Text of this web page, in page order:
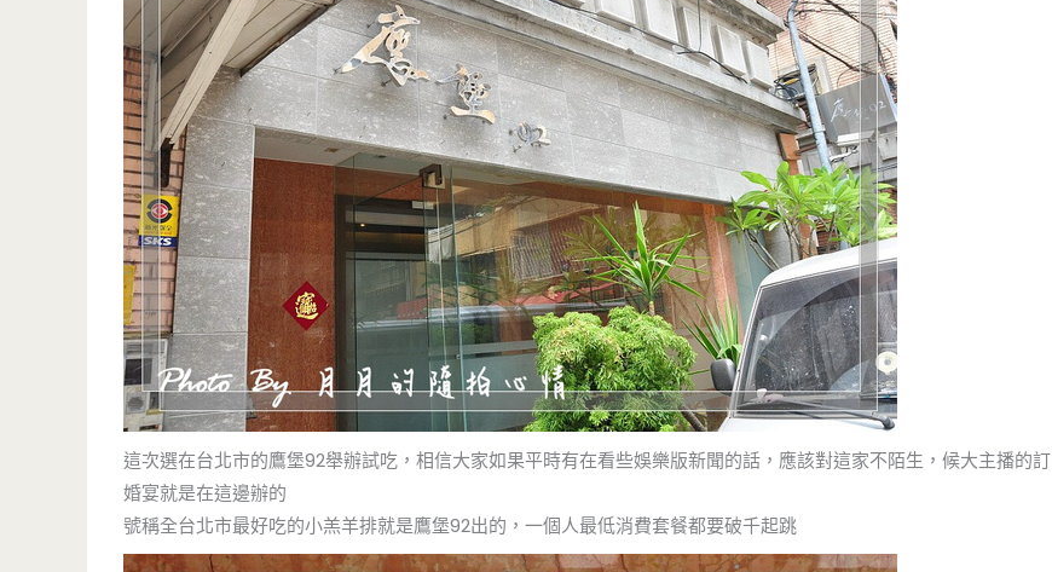
這次選在台北市的鷹堡92舉辦試吃，相信大家如果平時有在看些娛樂版新聞的話，應該對這家不陌生，候大主播的訂
婚宴就是在這邊辦的
號稱全台北市最好吃的小羔羊排就是鷹堡92出的，一個人最低消費套餐都要破千起跳